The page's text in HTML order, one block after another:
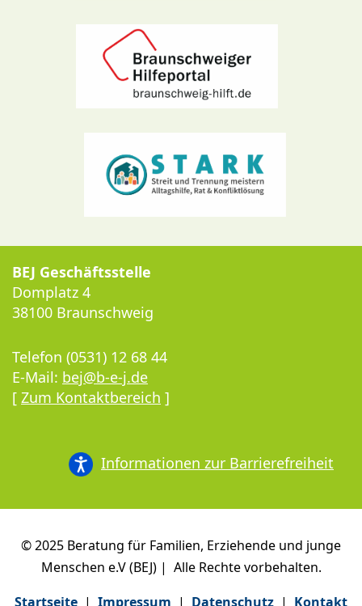
BEJ Geschäftsstelle
Domplatz 4
38100 Braunschweig
Telefon (0531) 12 68 44
E-Mail: bej@b-e-j.de
[ Zum Kontaktbereich ]
Informationen zur Barrierefreiheit
© 2025 Beratung für Familien, Erziehende und junge
Menschen e.V (BEJ) | Alle Rechte vorbehalten.
Startseite | Impressum | Datenschutz | Kontakt